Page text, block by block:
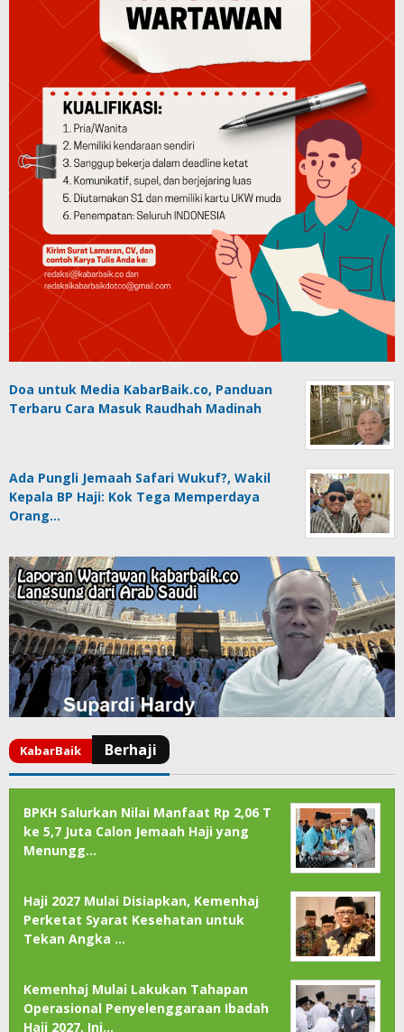
Doa untuk Media KabarBaik.co, Panduan
Terbaru Cara Masuk Raudhah Madinah
Ada Pungli Jemaah Safari Wukuf?, Wakil
Kepala BP Haji: Kok Tega Memperdaya
Orang…
BPKH Salurkan Nilai Manfaat Rp 2,06 T
ke 5,7 Juta Calon Jemaah Haji yang
Menungg…
Haji 2027 Mulai Disiapkan, Kemenhaj
Perketat Syarat Kesehatan untuk
Tekan Angka …
Kemenhaj Mulai Lakukan Tahapan
Operasional Penyelenggaraan Ibadah
Haji 2027, Ini…